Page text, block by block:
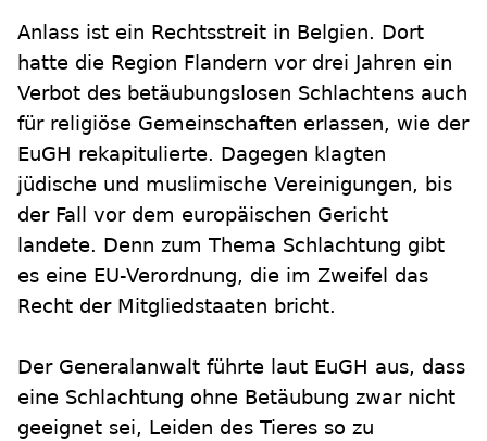
Anlass ist ein Rechtsstreit in Belgien. Dort
hatte die Region Flandern vor drei Jahren ein
Verbot des betäubungslosen Schlachtens auch
für religiöse Gemeinschaften erlassen, wie der
EuGH rekapitulierte. Dagegen klagten
jüdische und muslimische Vereinigungen, bis
der Fall vor dem europäischen Gericht
landete. Denn zum Thema Schlachtung gibt
es eine EU-Verordnung, die im Zweifel das
Recht der Mitgliedstaaten bricht.
Der Generalanwalt führte laut EuGH aus, dass
eine Schlachtung ohne Betäubung zwar nicht
geeignet sei, Leiden des Tieres so zu